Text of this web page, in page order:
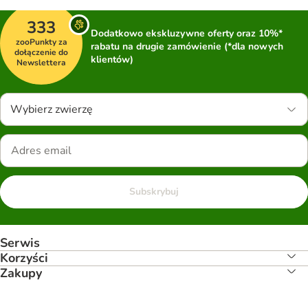
333
zooPunkty za
dołączenie do
Newslettera
Dodatkowo ekskluzywne oferty oraz 10%*
rabatu na drugie zamówienie (*dla nowych
klientów)
Wybierz zwierzę
Subskrybuj
Serwis
Korzyści
Zakupy